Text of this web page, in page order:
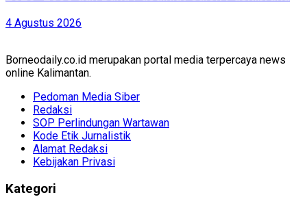
4 Agustus 2026
Borneodaily.co.id merupakan portal media terpercaya news
online Kalimantan.
Pedoman Media Siber
Redaksi
SOP Perlindungan Wartawan
Kode Etik Jurnalistik
Alamat Redaksi
Kebijakan Privasi
Kategori